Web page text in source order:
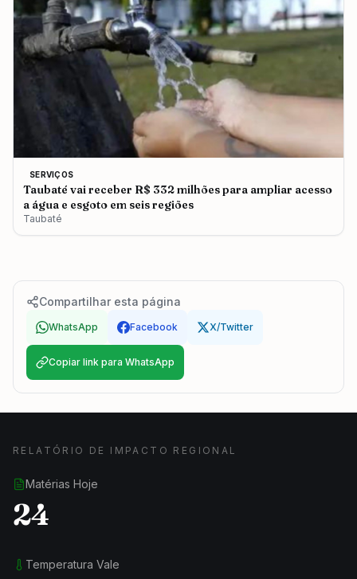
SERVIÇOS
Taubaté vai receber R$ 332 milhões para ampliar acesso
a água e esgoto em seis regiões
Taubaté
Compartilhar esta página
WhatsApp Facebook X/Twitter
Copiar link para WhatsApp
RELATÓRIO DE IMPACTO REGIONAL
Matérias Hoje
24
Temperatura Vale